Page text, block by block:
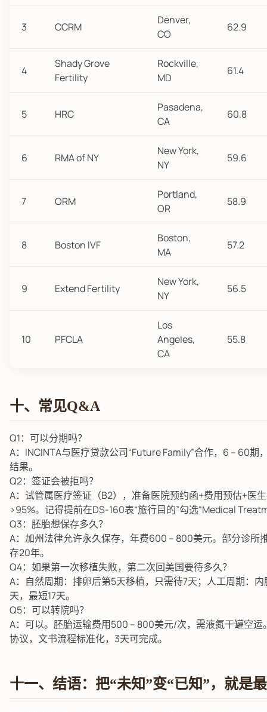
3 CCRM
Denver,
CO
62.9
4
Shady Grove
Fertility
Rockville,
MD
61.4
5 HRC
Pasadena,
CA
60.8
6 RMA of NY
New York,
NY
59.6
7 ORM
Portland,
OR
58.9
8 Boston IVF
Boston,
MA
57.2
9 Extend Fertility
New York,
NY
56.5
10 PFCLA
Los
Angeles,
CA
55.8
十、常见Q&A
Q1：可以分期吗？
A：INCINTA与医疗贷款公司“Future Family”合作，6 – 60
结果。
Q2：签证会被拒吗？
A：试管属医疗签证（B2），准备医院预约函+费用预估+医
>95%。记得提前在DS-160表“旅行目的”勾选“Medical
Q3：胚胎想保存多久？
A：加州法律允许永久保存，年费600 – 800美元。部分诊所
存20年。
Q4：如果第一次移植失败，第二次回美国要待多久？
A：自然周期：排卵后第5天移植，只需待7天；人工周期：
天，最短17天。
Q5：可以转院吗？
A：可以。胚胎运输费用500 – 800美元/次，需液氮干罐空
协议，文书流程标准化，3天可完成。
十一、结语：把“未知”变“已知”，就是